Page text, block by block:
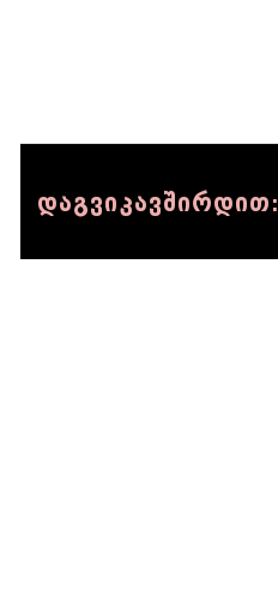
დაგვიკავშირდით: